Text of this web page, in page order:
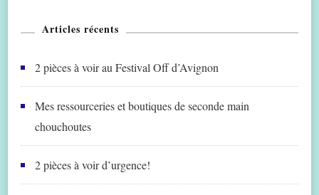
Articles récents
2 pièces à voir au Festival Off d’Avignon
Mes ressourceries et boutiques de seconde main
chouchoutes
2 pièces à voir d’urgence!